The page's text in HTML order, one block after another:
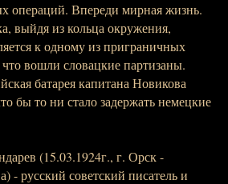
операций. Впереди мирная жизнь.
выйдя из кольца окружения,
к одному из приграничных
что вошли словацкие партизаны.
батарея капитана Новикова
бы то ни стало задержать немецкие
(15.03.1924г., г. Орск -
- русский советский писатель и